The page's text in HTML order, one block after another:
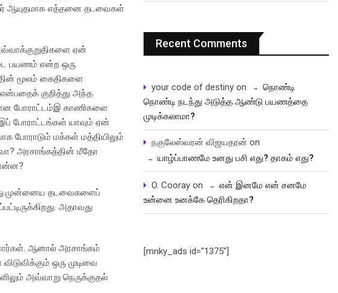
ஆயுதமாக எத்தனை தடவைகள்
ஏன்
பயணம் என்ற ஒரு
மூலம் கைதிகளை
குறித்து அந்த
போராட்டம்இ காணிகளை
இப் போராட்டங்கள் யாவும் ஏன்
மக்கள் மத்தியிலும்
அரசாங்கத்தின் மீதோ
தடவைகளைப்
அதாவது
ஆனால் அரசாங்கம்
ஒரு முடிவை
அவ்வாறு நெருக்குதல்
Recent Comments
your code of destiny on
நொண்டி
நொண்டி நடந்து அடுத்த ஆண்டு பயணத்தை
முடிக்கலாமா?
நகுலேஸ்வரன் விஜயதரன் on
யாழ்ப்பாணமே உனது பசி எது? தாகம் எது?
O. Cooray on
என் இனமே என் சனமே
உன்னை உனக்கே தெரிகிறதா?
[mnky_ads id="1375"]